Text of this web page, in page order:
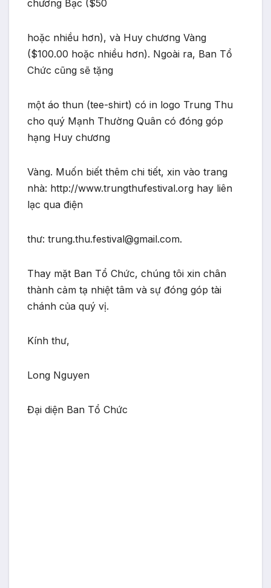
chương Bạc ($50
hoặc nhiều hơn), và Huy chương Vàng
($100.00 hoặc nhiều hơn). Ngoài ra, Ban Tổ
Chức cũng sẽ tặng
một áo thun (tee-shirt) có in logo Trung Thu
cho quý Mạnh Thường Quân có đóng góp
hạng Huy chương
Vàng. Muốn biết thêm chi tiết, xin vào trang
nhà: http://www.trungthufestival.org hay liên
lạc qua điện
thư: trung.thu.festival@gmail.com.
Thay mặt Ban Tổ Chức, chúng tôi xin chân
thành cảm tạ nhiệt tâm và sự đóng góp tài
chánh của quý vị.
Kính thư,
Long Nguyen
Đại diện Ban Tổ Chức